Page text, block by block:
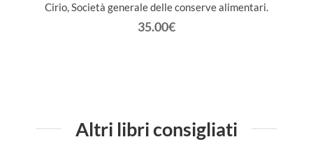
Cirio, Società generale delle conserve alimentari.
35.00€
Altri libri consigliati